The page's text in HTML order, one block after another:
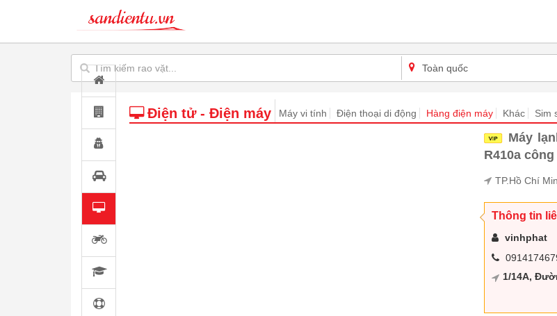
Điện tử - Điện máy Máy vi tính Điện thoại di động Hàng điện máy Khác Sim
Máy
R410a
TP.Hồ Chí
Thông tin
vinhphat
1/14A,